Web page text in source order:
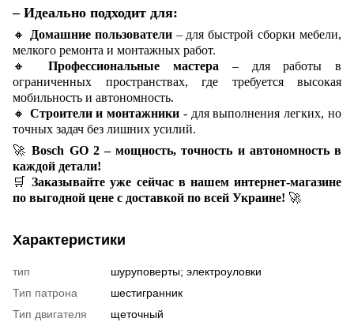
– Идеально подходит для:
🔸 Домашние пользователи– для быстрой сборки мебели,
мелкого ремонта и монтажных работ.
🔸Профессиональные мастера – для работы в
ограниченных пространствах, где требуется высокая
мобильность и автономность.
🔸 Строители и монтажники - для выполнения легких, но
точных задач без лишних усилий.
🚀Bosch GO 2 – мощность, точность и автономность в
каждой детали!
🛒Заказывайте уже сейчас в нашем интернет-магазине
по выгодной цене с доставкой по всей Украине! 🚀
Характеристики
тип
шуруповерты; электроуловки
Тип патрона
шестигранник
Тип двигателя
щеточный